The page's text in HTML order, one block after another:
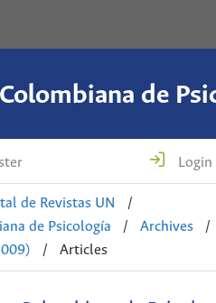
de
Login
de Revistas UN
/
de Psicología
/ Archives
/
/ Articles